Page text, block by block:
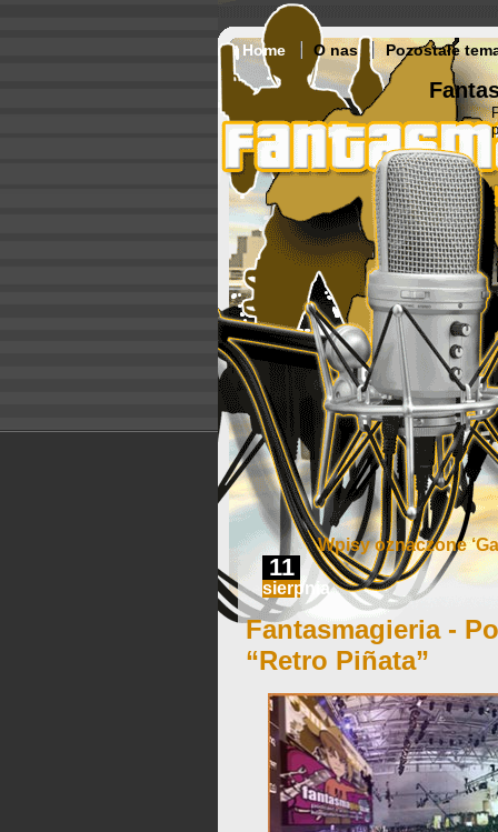
Home O nas Pozostałe
Wpisy oznaczone
11
sierpnia
Fantasmagieria -
“Retro Piñata”